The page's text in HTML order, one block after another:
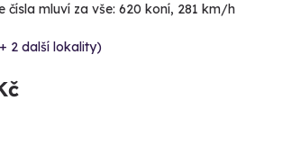
čísla mluví za vše: 620 koní, 281 km/h
2 další lokality)